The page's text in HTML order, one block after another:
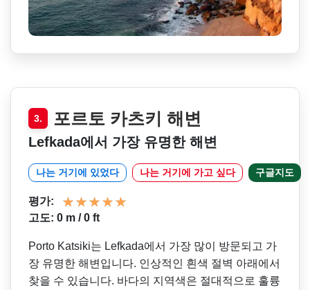
3. 포르토 카츠키 해변
Lefkada에서 가장 유명한 해변
나는 거기에 있었다 나는 거기에 가고 싶다 구글지도
평가:
고도: 0 m / 0 ft
Porto Katsiki는 Lefkada에서 가장 많이 방문되고 가
장 유명한 해변입니다. 인상적인 흰색 절벽 아래에서
찾을 수 있습니다. 바다의 지역색은 절대적으로 훌륭